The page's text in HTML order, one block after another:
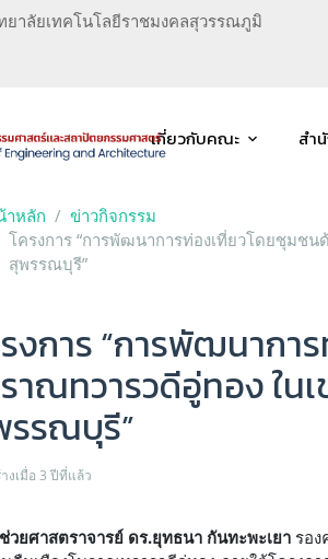
ยาลัยเทคโนโลยีราชมงคลสุวรรณภูมิ
เกี่ยวกับคณะ สำ
าหลัก
ข่าวกิจกรรม
โครงการ “การพัฒนาการท่องเที่ยวโดยชุมช
สุพรรณบุรี”
งการ “การพัฒนากา
าณทวารวดีอู่ทอง ใ
รณบุรี”
งเมื่อ 3 ปีที่แล้ว
วยศาสตราจารย์ ดร.ยุทธนา กันทะพะเยา รอ